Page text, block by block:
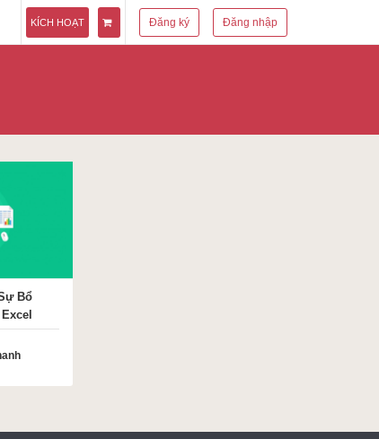
KÍCH HOẠT Đăng ký Đăng nhập
Bổ